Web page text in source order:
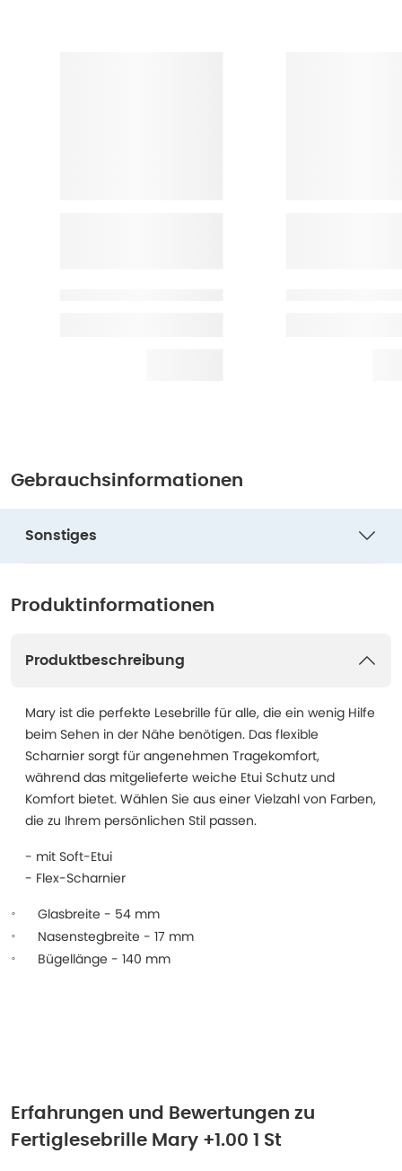
Gebrauchsinformationen
Sonstiges
Produktinformationen
Produktbeschreibung
Mary ist die perfekte Lesebrille für alle, die ein wenig Hilfe
beim Sehen in der Nähe benötigen. Das flexible
Scharnier sorgt für angenehmen Tragekomfort,
während das mitgelieferte weiche Etui Schutz und
Komfort bietet. Wählen Sie aus einer Vielzahl von Farben,
die zu Ihrem persönlichen Stil passen.
- mit Soft-Etui
- Flex-Scharnier
Glasbreite - 54 mm
Nasenstegbreite - 17 mm
Bügellänge - 140 mm
Erfahrungen und Bewertungen zu
Fertiglesebrille Mary +1.00 1 St